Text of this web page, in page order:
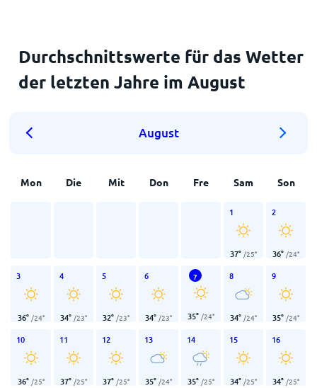
Durchschnittswerte für das Wetter
der letzten Jahre im August
August
Mon Die Mit Don Fre Sam Son
1
37° /25°
2
36° /24°
3
36° /24°
4
34° /23°
5
32° /23°
6
34° /23°
7
35° /24°
8
34° /24°
9
35° /24°
10
36° /25°
11
37° /25°
12
37° /25°
13
35° /24°
14
35° /25°
15
34° /25°
16
34° /25°